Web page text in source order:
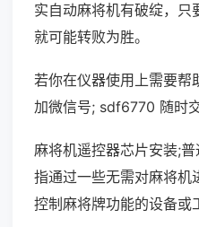
实自动麻将机有破绽，只
就可能转败为胜。
若你在仪器使用上需要帮
加微信号; sdf6770 随时交
麻将机遥控器芯片安装;
指通过一些无需对麻将机
控制麻将牌功能的设备或